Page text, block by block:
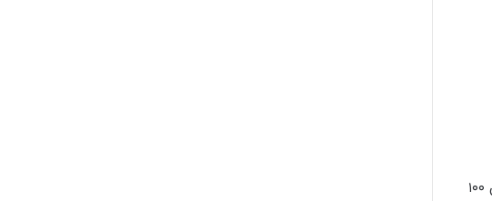
انداخت. مدل قدیمی‌ لپ‌تاپ مذکور با صفحه‌نمایش ۱۶ اینچی با رزولوشن 2.5K، نرخ نوسازی ۱۲۰ هرتز، پوشش ۱۰۰